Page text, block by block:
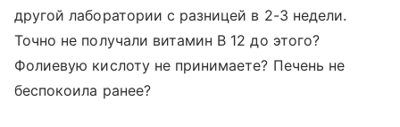
другой лаборатории с разницей в 2-3 недели.
Точно не получали витамин В 12 до этого?
Фолиевую кислоту не принимаете? Печень не
беспокоила ранее?